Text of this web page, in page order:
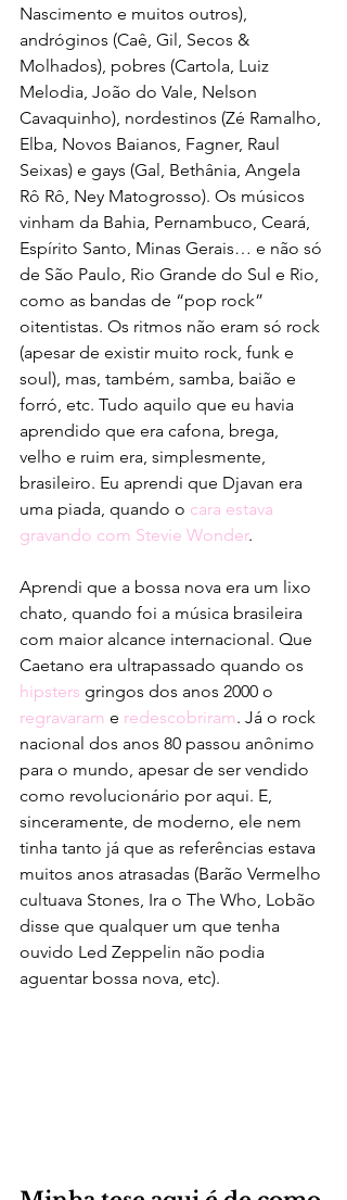
Nascimento e muitos outros),
andróginos (Caê, Gil, Secos &
Molhados), pobres (Cartola, Luiz
Melodia, João do Vale, Nelson
Cavaquinho), nordestinos (Zé Ramalho,
Elba, Novos Baianos, Fagner, Raul
Seixas) e gays (Gal, Bethânia, Angela
Rô Rô, Ney Matogrosso). Os músicos
vinham da Bahia, Pernambuco, Ceará,
Espírito Santo, Minas Gerais… e não só
de São Paulo, Rio Grande do Sul e Rio,
como as bandas de “pop rock”
oitentistas. Os ritmos não eram só rock
(apesar de existir muito rock, funk e
soul), mas, também, samba, baião e
forró, etc. Tudo aquilo que eu havia
aprendido que era cafona, brega,
velho e ruim era, simplesmente,
brasileiro. Eu aprendi que Djavan era
uma piada, quando o cara estava
gravando com Stevie Wonder.
Aprendi que a bossa nova era um lixo
chato, quando foi a música brasileira
com maior alcance internacional. Que
Caetano era ultrapassado quando os
hipsters gringos dos anos 2000 o
regravaram e redescobriram. Já o rock
nacional dos anos 80 passou anônimo
para o mundo, apesar de ser vendido
como revolucionário por aqui. E,
sinceramente, de moderno, ele nem
tinha tanto já que as referências estava
muitos anos atrasadas (Barão Vermelho
cultuava Stones, Ira o The Who, Lobão
disse que qualquer um que tenha
ouvido Led Zeppelin não podia
aguentar bossa nova, etc).